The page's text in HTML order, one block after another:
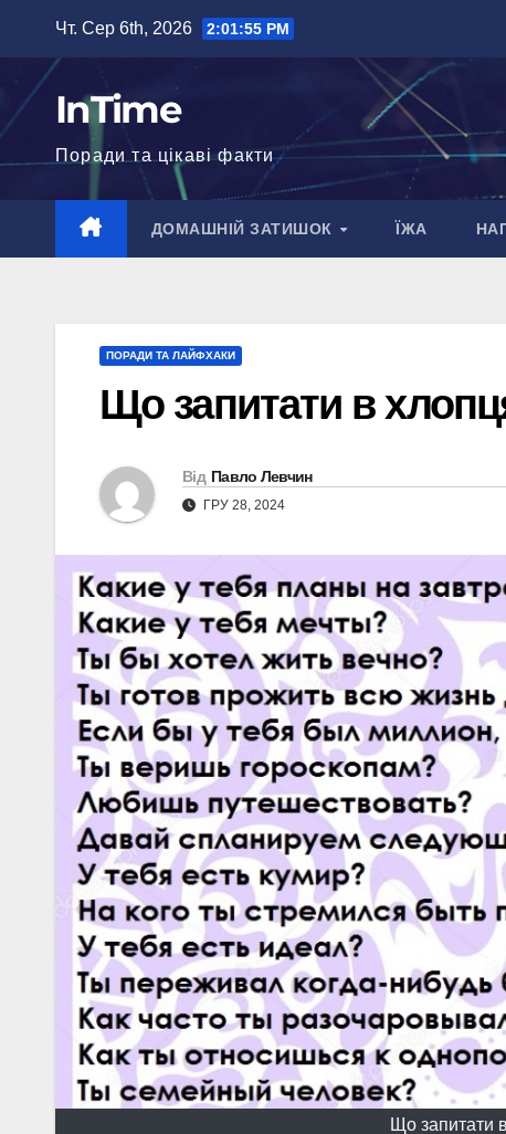
вмісту
Чт. Сер 6th, 2026 2:01:56 PM
InTime
Поради та цікаві факти
ДОМАШНІЙ ЗАТИШОК ЇЖА
ПОРАДИ ТА ЛАЙФХАКИ
Що запитати в
Від Павло Левчин
ГРУ 28, 2024
Що запитати